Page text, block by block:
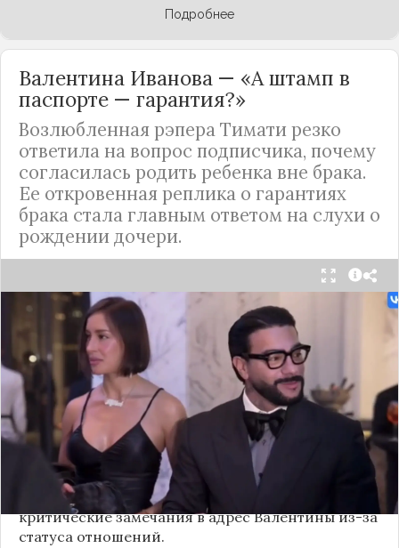
Подробнее
Валентина Иванова — «А штамп в
паспорте — гарантия?»
Возлюбленная рэпера Тимати резко
ответила на вопрос подписчика, почему
согласилась родить ребенка вне брака.
Ее откровенная реплика о гарантиях
брака стала главным ответом на слухи о
рождении дочери.
Валентина Иванова, избранница рэпера Тимати,
публично ответила на бестактный вопрос о
своем решении родить ребенка вне
официального брака. Ее резкая реакция стала
первым косвенным подтверждением слухов о
рождении дочери, ранее распространяемых
изданием «СтарХит».
Хотя сама звездная пара официально не
объявляла о пополнении, поклонники уже
засыпали их поздравлениями. Однако
некоторые комментаторы позволили себе
критические замечания в адрес Валентины из-за
статуса отношений.